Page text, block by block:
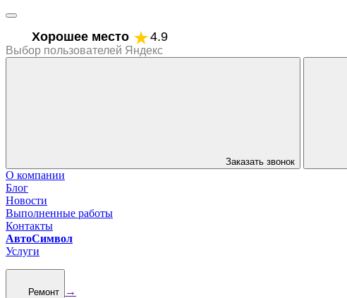
Хорошее место 4.9
Выбор пользователей Яндекс
Заказать звонок
О компании
Блог
Новости
Выполненные работы
Контакты
АвтоСимвол
Услуги
Ремонт →